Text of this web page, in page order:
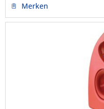
Merken